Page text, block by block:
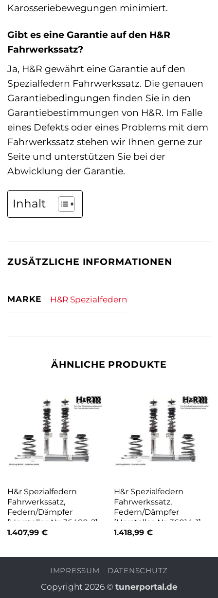
Karosseriebewegungen minimiert.
Gibt es eine Garantie auf den H&R
Fahrwerkssatz?
Ja, H&R gewährt eine Garantie auf den
Spezialfedern Fahrwerkssatz. Die genauen
Garantiebedingungen finden Sie in den
Garantiebestimmungen von H&R. Im Falle
eines Defekts oder eines Problems mit dem
Fahrwerkssatz stehen wir Ihnen gerne zur
Seite und unterstützen Sie bei der
Abwicklung der Garantie.
Inhalt
ZUSÄTZLICHE INFORMATIONEN
MARKE H&R Spezialfedern
ÄHNLICHE PRODUKTE
H&r Spezialfedern
Fahrwerkssatz,
Federn/Dämpfer
[Hersteller-Nr. 36480-2]
für BMW
1.407,99 €
H&r Spezialfedern
Fahrwerkssatz,
Federn/Dämpfer
[Hersteller-Nr. 36014-1]
für VW
1.418,99 €
IMPRESSUM DATENSCHUTZ
Copyright 2026 © tunerportal.de